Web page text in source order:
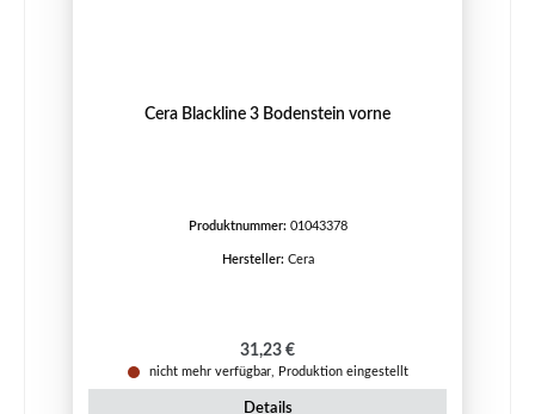
Cera Blackline 3 Bodenstein vorne
Produktnummer: 01043378
Hersteller: Cera
Regulärer Preis:
31,23 €
nicht mehr verfügbar, Produktion eingestellt
Details